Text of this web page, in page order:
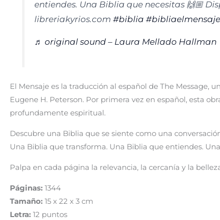
entiendes. Una Biblia que necesitas 🙌🏼
libreriakyrios.com #biblia #bibliaelmensaje
♬ original sound – Laura Mellado Hallman
El Mensaje es la traducción al español de The Message,
Eugene H. Peterson. Por primera vez en español, esta
profundamente espiritual.
Descubre una Biblia que se siente como una
Una Biblia que transforma. Una Biblia que entiendes.
Palpa en cada página la relevancia, la cercanía y la
Páginas: 1344
Tamaño: 15 x 22 x 3 cm
Letra: 12 puntos